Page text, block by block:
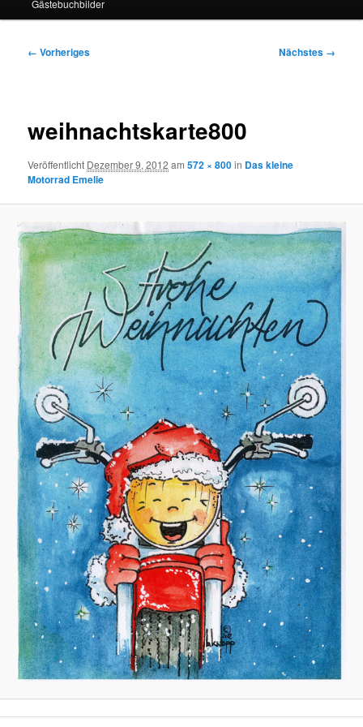
Gästebuchbilder
Bilder-
← Vorheriges Nächstes →
weihnachtskarte800
Veröffentlicht Dezember 9, 2012 am572 × 800in Das kleine
Motorrad Emelie